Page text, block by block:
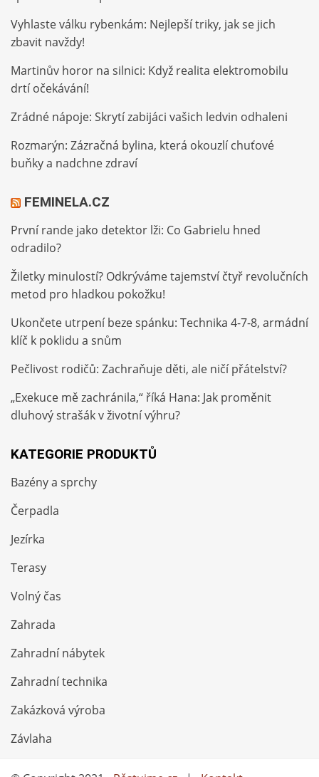
Vyhlaste válku rybenkám: Nejlepší triky, jak se jich
zbavit navždy!
Martinův horor na silnici: Když realita elektromobilu
drtí očekávání!
Zrádné nápoje: Skrytí zabijáci vašich ledvin odhaleni
Rozmarýn: Zázračná bylina, která okouzlí chuťové
buňky a nadchne zdraví
FEMINELA.CZ
První rande jako detektor lži: Co Gabrielu hned
odradilo?
Žiletky minulostí? Odkrýváme tajemství čtyř revolučních
metod pro hladkou pokožku!
Ukončete utrpení beze spánku: Technika 4-7-8, armádní
klíč k poklidu a snům
Pečlivost rodičů: Zachraňuje děti, ale ničí přátelství?
„Exekuce mě zachránila,“ říká Hana: Jak proměnit
dluhový strašák v životní výhru?
KATEGORIE PRODUKTŮ
Bazény a sprchy
Čerpadla
Jezírka
Terasy
Volný čas
Zahrada
Zahradní nábytek
Zahradní technika
Zakázková výroba
Závlaha